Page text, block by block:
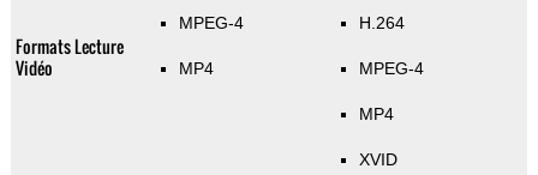
Formats Lecture
Vidéo
MPEG-4
MP4
H.264
MPEG-4
MP4
XVID